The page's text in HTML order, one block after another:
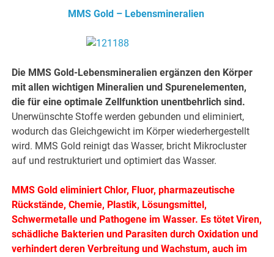
MMS Gold – Lebensmineralien
Die MMS Gold-Lebensmineralien ergänzen den Körper
mit allen wichtigen Mineralien und Spurenelementen,
die für eine optimale Zellfunktion unentbehrlich sind.
Unerwünschte Stoffe werden gebunden und eliminiert,
wodurch das Gleichgewicht im Körper wiederhergestellt
wird. MMS Gold reinigt das Wasser, bricht Mikrocluster
auf und restrukturiert und optimiert das Wasser.
MMS Gold eliminiert Chlor, Fluor, pharmazeutische
Rückstände, Chemie, Plastik, Lösungsmittel,
Schwermetalle und Pathogene im Wasser. Es tötet Viren,
schädliche Bakterien und Parasiten durch Oxidation und
verhindert deren Verbreitung und Wachstum, auch im